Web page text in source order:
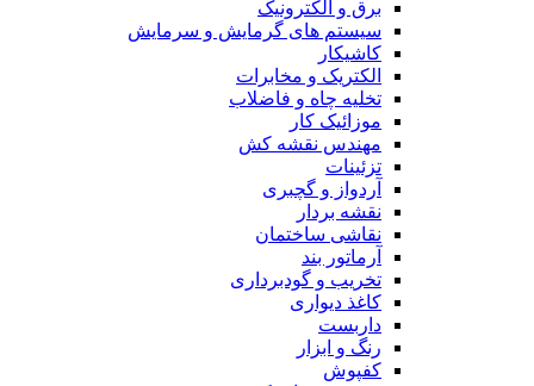
برق و الکترونیک
سیستم های گرمایش و سرمایش
کاشیکار
الکتریک و مخابرات
تخلیه چاه و فاضلاب
موزائیک کار
مهندس نقشه کش
تزئینات
آردواز و گچبری
نقشه بردار
نقاشی ساختمان
آرماتور بند
تخریب و گودبرداری
کاغذ دیواری
داربست
رنگ و ابزار
کفپوش